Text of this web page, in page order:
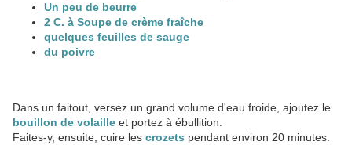
Un peu de beurre
2 C. à Soupe de crème fraîche
quelques feuilles de sauge
du poivre
Dans un faitout, versez un grand volume d'eau froide, ajoutez le
bouillon de volaille et portez à ébullition.
Faites-y, ensuite, cuire les crozets pendant environ 20 minutes.